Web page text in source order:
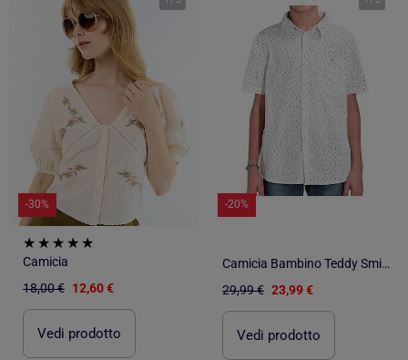
-30%
Camicia
18,00 € 12,60 €
Vedi prodotto
-20%
Camicia Bambino Teddy Smith
29,99 € 23,99 €
Vedi prodotto